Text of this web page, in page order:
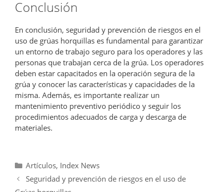
Conclusión
En conclusión, seguridad y prevención de riesgos en el
uso de grúas horquillas es fundamental para garantizar
un entorno de trabajo seguro para los operadores y las
personas que trabajan cerca de la grúa. Los operadores
deben estar capacitados en la operación segura de la
grúa y conocer las características y capacidades de la
misma. Además, es importante realizar un
mantenimiento preventivo periódico y seguir los
procedimientos adecuados de carga y descarga de
materiales.
Categorías
Artículos, Index News
Seguridad y prevención de riesgos en el uso de